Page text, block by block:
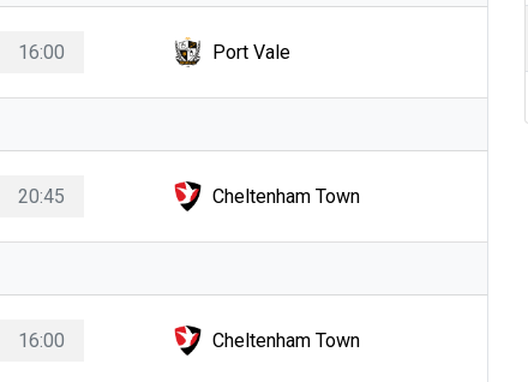
16:00 Port Vale
20:45 Cheltenham Town
16:00 Cheltenham Town